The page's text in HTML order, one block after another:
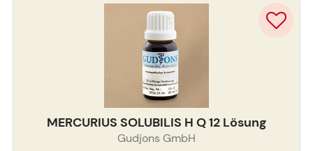
MERCURIUS SOLUBILIS H Q 12 Lösung
Gudjons GmbH